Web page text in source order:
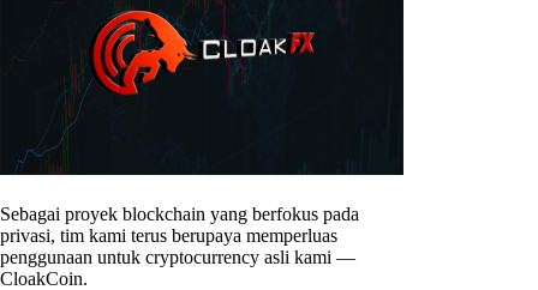
Sebagai proyek blockchain yang berfokus pada
privasi, tim kami terus berupaya memperluas
penggunaan untuk cryptocurrency asli kami —
CloakCoin.